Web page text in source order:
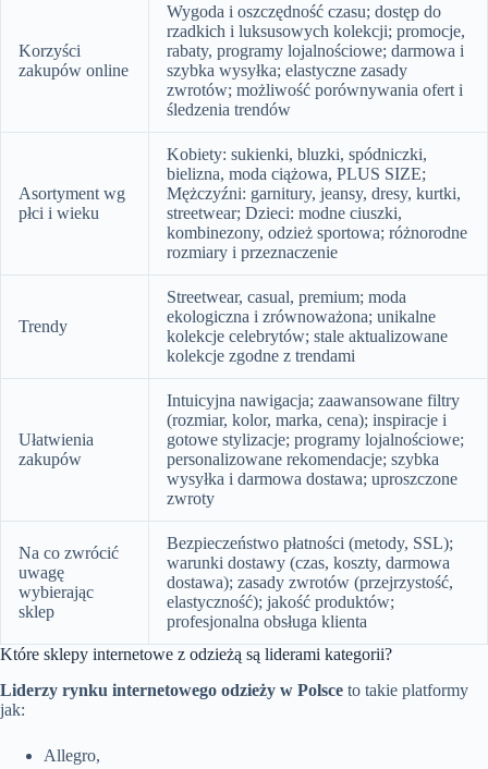
Korzyści
zakupów online
Wygoda i oszczędność czasu; dostęp do
rzadkich i luksusowych kolekcji; promocje,
rabaty, programy lojalnościowe; darmowa i
szybka wysyłka; elastyczne zasady
zwrotów; możliwość porównywania ofert i
śledzenia trendów
Asortyment wg
płci i wieku
Kobiety: sukienki, bluzki, spódniczki,
bielizna, moda ciążowa, PLUS SIZE;
Mężczyźni: garnitury, jeansy, dresy, kurtki,
streetwear; Dzieci: modne ciuszki,
kombinezony, odzież sportowa; różnorodne
rozmiary i przeznaczenie
Trendy
Streetwear, casual, premium; moda
ekologiczna i zrównoważona; unikalne
kolekcje celebrytów; stale aktualizowane
kolekcje zgodne z trendami
Ułatwienia
zakupów
Intuicyjna nawigacja; zaawansowane filtry
(rozmiar, kolor, marka, cena); inspiracje i
gotowe stylizacje; programy lojalnościowe;
personalizowane rekomendacje; szybka
wysyłka i darmowa dostawa; uproszczone
zwroty
Na co zwrócić
uwagę
wybierając
sklep
Bezpieczeństwo płatności (metody, SSL);
warunki dostawy (czas, koszty, darmowa
dostawa); zasady zwrotów (przejrzystość,
elastyczność); jakość produktów;
profesjonalna obsługa klienta
Które sklepy internetowe z odzieżą są liderami kategorii?
Liderzy rynku internetowego odzieży w Polsce to takie platformy
jak:
Allegro,